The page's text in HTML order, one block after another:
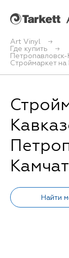
Art Vinyl
Где купить
Строймаркет на
Art